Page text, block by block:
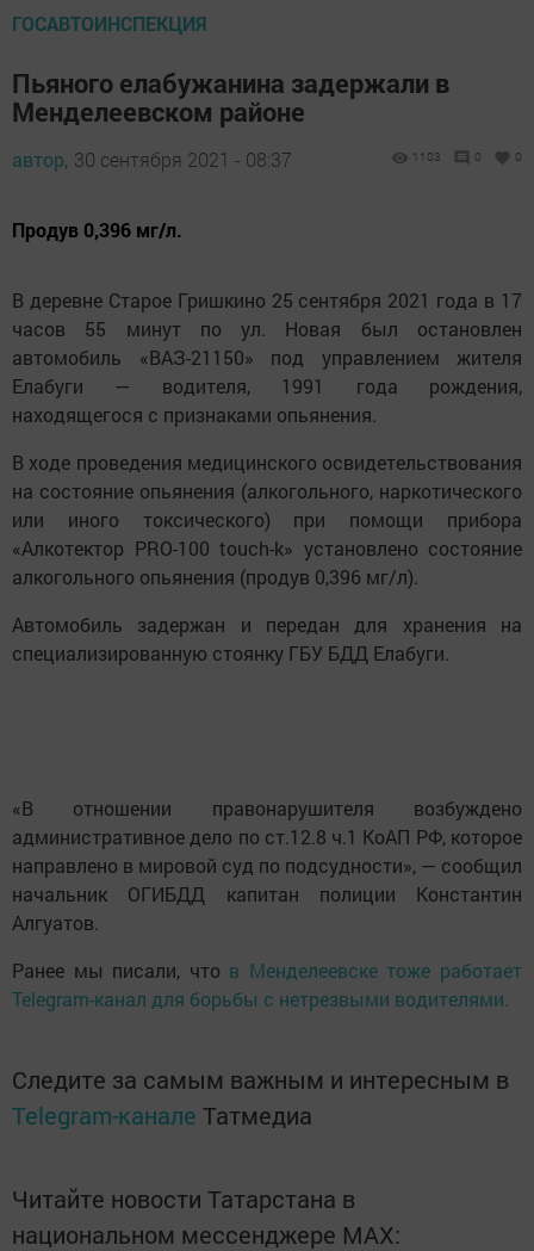
ГОСАВТОИНСПЕКЦИЯ
Пьяного елабужанина задержали в
Менделеевском районе
автор, 30 сентября 2021 - 08:37 1103 0 0
Продув 0,396 мг/л.
В деревне Старое Гришкино 25 сентября 2021 года в 17
часов 55 минут по ул. Новая был остановлен
автомобиль «ВАЗ-21150» под управлением жителя
Елабуги — водителя, 1991 года рождения,
находящегося с признаками опьянения.
В ходе проведения медицинского освидетельствования
на состояние опьянения (алкогольного, наркотического
или иного токсического) при помощи прибора
«Алкотектор PRO-100 touch-k» установлено состояние
алкогольного опьянения (продув 0,396 мг/л).
Автомобиль задержан и передан для хранения на
специализированную стоянку ГБУ БДД Елабуги.
«В отношении правонарушителя возбуждено
административное дело по ст.12.8 ч.1 КоАП РФ, которое
направлено в мировой суд по подсудности», — сообщил
начальник ОГИБДД капитан полиции Константин
Алгуатов.
Ранее мы писали, что в Менделеевске тоже работает
Telegram-канал для борьбы с нетрезвыми водителями.
Следите за самым важным и интересным в
Telegram-канале Татмедиа
Читайте новости Татарстана в
национальном мессенджере MАХ: